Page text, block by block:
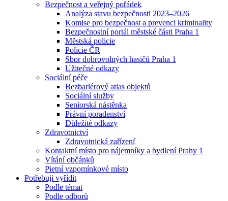
Bezpečnost a veřejný pořádek
Analýza stavu bezpečnosti 2023–2026
Komise pro bezpečnost a prevenci kriminality
Bezpečnostní portál městské části Praha 1
Městská policie
Policie ČR
Sbor dobrovolných hasičů Praha 1
Užitečné odkazy
Sociální péče
Bezbariérový atlas objektů
Sociální služby
Seniorská nástěnka
Právní poradenství
Důležité odkazy
Zdravotnictví
Zdravotnická zařízení
Kontaktní místo pro nájemníky a bydlení Prahy 1
Vítání občánků
Pietní vzpomínkové místo
Potřebuji vyřídit
Podle témat
Podle odborů